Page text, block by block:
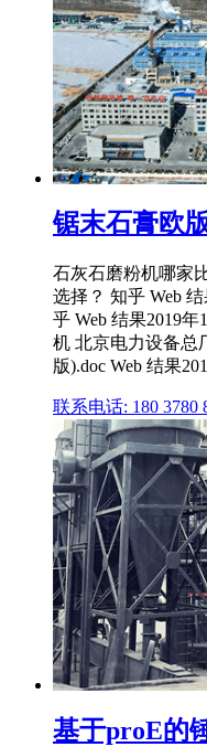
锯末石膏欧
石灰石磨粉机哪家
选择？ 知乎 Web
乎 Web 结果2019年
机 北京电力设备总
版).doc Web 结果
联系电话: 180 3780
基于proE的